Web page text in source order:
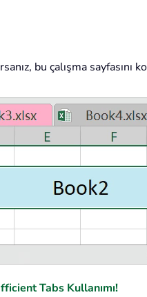
bu çalışma
Tabs Kullanımı!